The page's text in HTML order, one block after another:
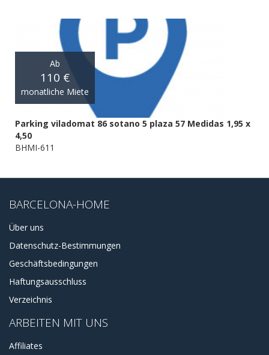
Ab
110 €
monatliche Miete
Parking viladomat 86 sotano 5 plaza 57 Medidas 1,95 x
4,50
BHMI-611
BARCELONA-HOME
Über uns
Datenschutz-Bestimmungen
Geschäftsbedingungen
Haftungsausschluss
Verzeichnis
ARBEITEN MIT UNS
Affiliates